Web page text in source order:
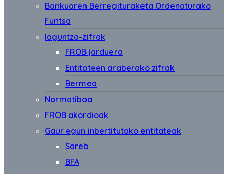
Bankuaren Berregituraketa Ordenaturako
Funtsa
laguntza-zifrak
FROB jarduera
Entitateen araberako zifrak
Bermea
Normatiboa
FROB akordioak
Gaur egun inbertitutako entitateak
Sareb
BFA